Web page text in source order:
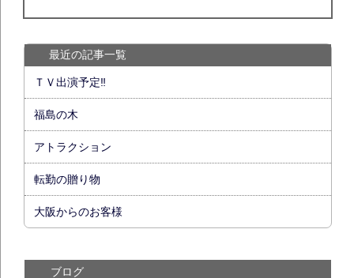
最近の記事一覧
ＴＶ出演予定‼
福島の木
アトラクション
転勤の贈り物
大阪からのお客様
ブログ